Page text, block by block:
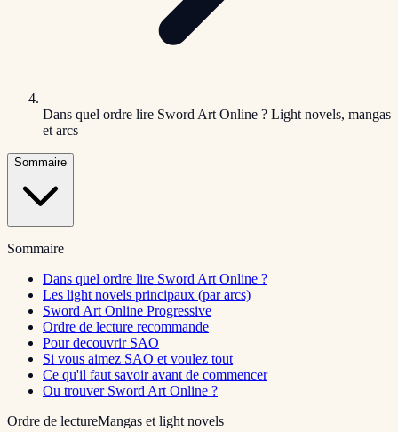
Dans quel ordre lire Sword Art Online ? Light novels, mangas
et arcs
Sommaire
Sommaire
Dans quel ordre lire Sword Art Online ?
Les light novels principaux (par arcs)
Sword Art Online Progressive
Ordre de lecture recommande
Pour decouvrir SAO
Si vous aimez SAO et voulez tout
Ce qu'il faut savoir avant de commencer
Ou trouver Sword Art Online ?
Ordre de lectureMangas et light novels